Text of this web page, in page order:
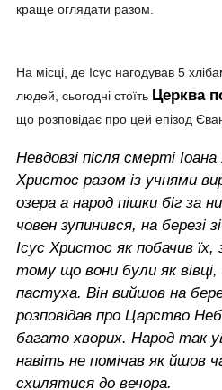
краще оглядати разом.
На місці, де Ісус нагодував 5
людей, сьогодні стоїть Церква
що розповідає про цей епізод
Невдовзі після смерті
Христос разом із учнями
озера а народ пішки біг за
човен зупинився, на березі
Ісус Христос як побачив їх,
тому що вони були як
пастуха. Він вийшов на
розповідав про Царство
багато хворих. Народ так
навіть не помічав як йшов
схилятися до вечора.